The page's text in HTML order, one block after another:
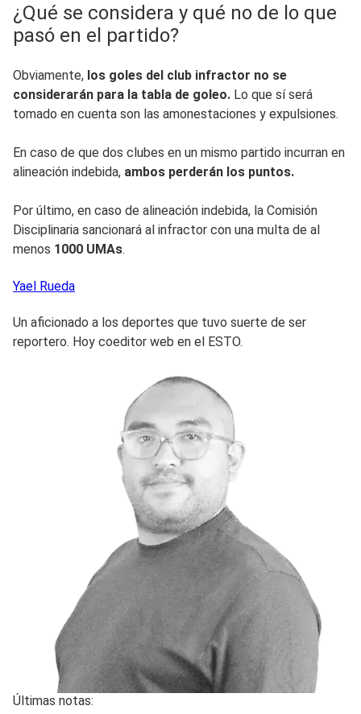
¿Qué se considera y qué no de lo que
pasó en el partido?
Obviamente, los goles del club infractor no se
considerarán para la tabla de goleo. Lo que sí será
tomado en cuenta son las amonestaciones y expulsiones.
En caso de que dos clubes en un mismo partido incurran en
alineación indebida, ambos perderán los puntos.
Por último, en caso de alineación indebida, la Comisión
Disciplinaria sancionará al infractor con una multa de al
menos 1000 UMAs.
Yael Rueda
Un aficionado a los deportes que tuvo suerte de ser
reportero. Hoy coeditor web en el ESTO.
Últimas notas: